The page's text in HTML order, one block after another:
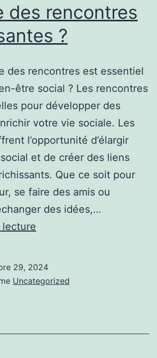
cercle
social
des rencontres
?
des rencontres est essentiel
être social ? Les rencontres
pour développer des
votre vie sociale. Les
l’opportunité d’élargir
et de créer des liens
Que ce soit pour
se faire des amis ou
des idées,…
lecture
rencontres
29, 2024
Uncategorized